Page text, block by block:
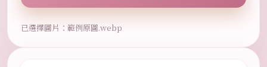
已選擇圖片：範例原圖.webp